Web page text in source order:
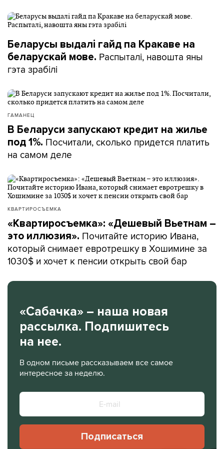
Беларусы выдалі гайд па Кракаве на
беларускай мове. Распыталі, навошта яны
гэта зрабілі
ГАМАНЕЦ
В Беларуси запускают кредит на жилье
под 1%. Посчитали, сколько придется платить
на самом деле
КВАРТИРОСЪЕМКА
«Квартиросъемка»: «Дешевый Вьетнам –
это иллюзия». Почитайте историю Ивана,
который снимает евротрешку в Хошимине за
1030$ и хочет к пенсии открыть свой бар
«Сабачка» – наша новая
рассылка. Подпишитесь
на нее.
В одном письме рассказываем все самое
интересное за неделю.
Подписаться